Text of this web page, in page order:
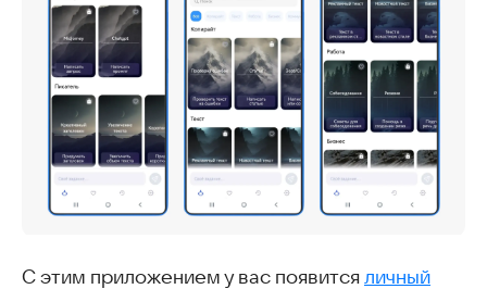
С этим приложением у вас появится личный